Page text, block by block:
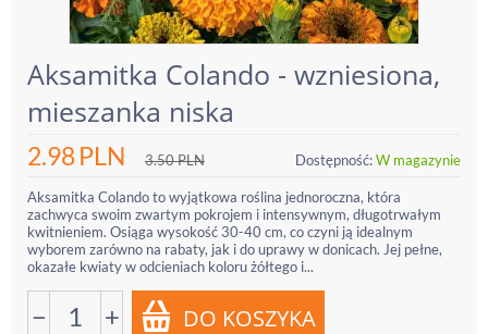
Aksamitka Colando - wzniesiona,
mieszanka niska
2.98PLN 3.50PLN Dostępność:W magazynie
Aksamitka Colando to wyjątkowa roślina jednoroczna, która
zachwyca swoim zwartym pokrojem i intensywnym, długotrwałym
kwitnieniem. Osiąga wysokość 30-40 cm, co czyni ją idealnym
wyborem zarówno na rabaty, jak i do uprawy w donicach. Jej pełne,
okazałe kwiaty w odcieniach koloru żółtego i...
− +